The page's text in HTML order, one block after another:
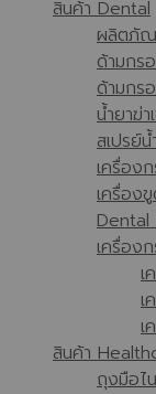
สินค้า Dental
ผลิตภั
ด้ามกร
ด้ามกร
น้ำยาฆ่า
สเปรย์
เครื่อง
เครื่อง
Dental
เครื่อง
เ
เ
เ
สินค้า
ถุงมือไ